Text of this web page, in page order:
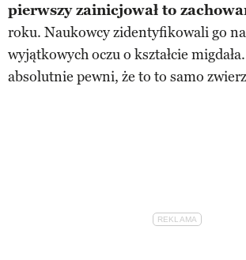
pierwszy zainicjował to
roku. Naukowcy zidentyfikowali go
wyjątkowych oczu o kształcie
absolutnie pewni, że to to samo